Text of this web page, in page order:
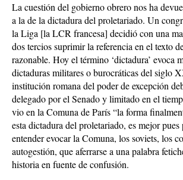
La cuestión del gobierno obrero nos ha
a la de la dictadura del proletariado. Un
la Liga [la LCR francesa] decidió con una
dos tercios suprimir la referencia en el texto
razonable. Hoy el término ‘dictadura’ evoca
dictaduras militares o burocráticas del siglo
institución romana del poder de excepción
delegado por el Senado y limitado en el
vio en la Comuna de París “la forma
esta dictadura del proletariado, es mejor pues
entender evocar la Comuna, los soviets, los
autogestión, que aferrarse a una palabra
historia en fuente de confusión.